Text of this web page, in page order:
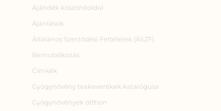
Ajándék köszönőoldal
Ajánlások
Általános Szerződési Feltételek (ÁSZF)
Bemutatkozás
Címkék
Gyógynövény teakeverékek katalógusa
Gyógynövények otthon